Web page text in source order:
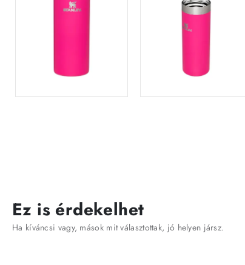
Ez is érdekelhet
Ha kíváncsi vagy, mások mit választottak, jó helyen jársz.